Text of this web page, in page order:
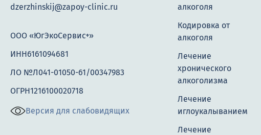
dzerzhinskij@zapoy-clinic.ru
ООО «ЮгЭкоСервис+»
ИНН6161094681
ЛО №Л041-01050-61/00347983
ОГРН1216100020718
Версия для слабовидящих
алкоголя
Кодировка от
алкоголя
Лечение
хронического
алкоголизма
Лечение
иглоукалыванием
Лечение